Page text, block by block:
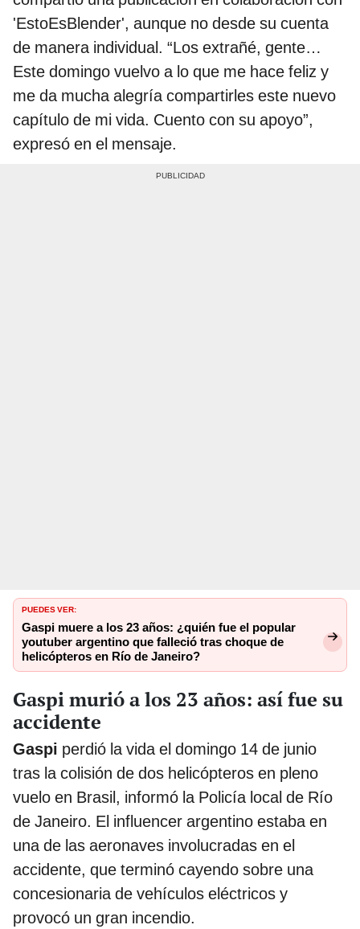
'EstoEsBlender', aunque no desde su cuenta
de manera individual. “Los extrañé, gente…
Este domingo vuelvo a lo que me hace feliz y
me da mucha alegría compartirles este nuevo
capítulo de mi vida. Cuento con su apoyo”,
expresó en el mensaje.
PUEDES VER:
Gaspi muere a los 23 años: ¿quién fue el popular
youtuber argentino que falleció tras choque de
helicópteros en Río de Janeiro?
Gaspi murió a los 23 años: así fue su
accidente
Gaspi perdió la vida el domingo 14 de junio
tras la colisión de dos helicópteros en pleno
vuelo en Brasil, informó la Policía local de Río
de Janeiro. El influencer argentino estaba en
una de las aeronaves involucradas en el
accidente, que terminó cayendo sobre una
concesionaria de vehículos eléctricos y
provocó un gran incendio.